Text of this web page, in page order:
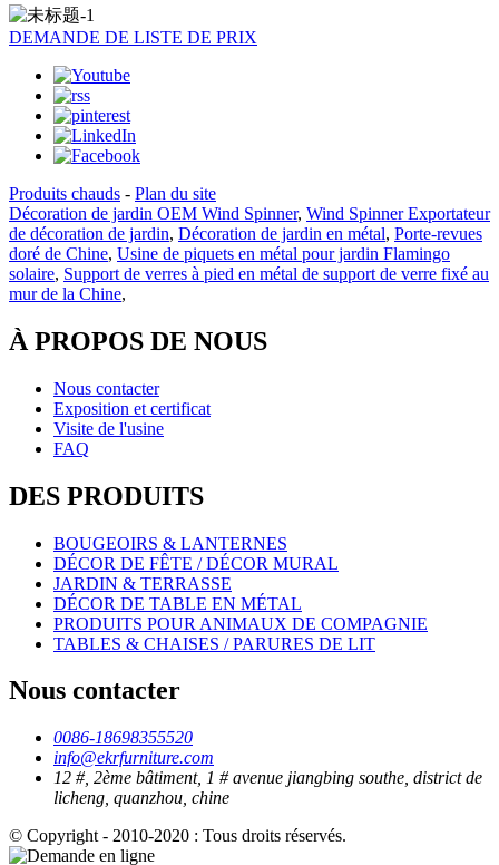
DEMANDE DE LISTE DE PRIX
Produits chauds - Plan du site
Décoration de jardin OEM Wind Spinner, Wind Spinner Exportateur
de décoration de jardin, Décoration de jardin en métal, Porte-revues
doré de Chine, Usine de piquets en métal pour jardin Flamingo
solaire, Support de verres à pied en métal de support de verre fixé au
mur de la Chine,
À PROPOS DE NOUS
Nous contacter
Exposition et certificat
Visite de l'usine
FAQ
DES PRODUITS
BOUGEOIRS & LANTERNES
DÉCOR DE FÊTE / DÉCOR MURAL
JARDIN & TERRASSE
DÉCOR DE TABLE EN MÉTAL
PRODUITS POUR ANIMAUX DE COMPAGNIE
TABLES & CHAISES / PARURES DE LIT
Nous contacter
0086-18698355520
info@ekrfurniture.com
12 #, 2ème bâtiment, 1 # avenue jiangbing southe, district de
licheng, quanzhou, chine
© Copyright - 2010-2020 : Tous droits réservés.